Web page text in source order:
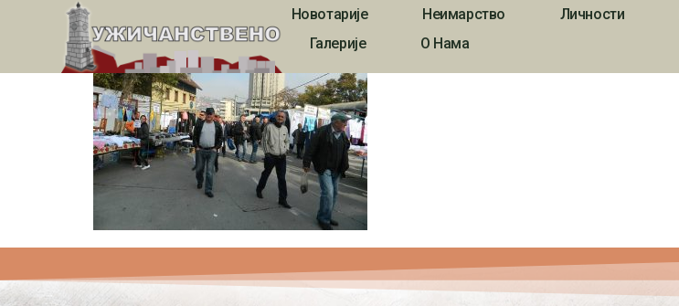
Новотарије Неимарство Личности
Галерије
О Нама
1710